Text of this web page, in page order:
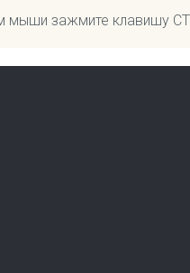
зажмите клавишу